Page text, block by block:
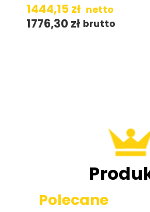
1444,15 zł netto
1776,30 zł brutto
Polecane